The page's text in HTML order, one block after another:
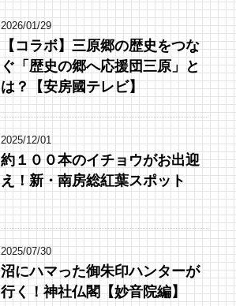
2026/01/29
【コラボ】三原郷の歴史をつな
ぐ「歴史の郷へ応援団三原」と
は？【安房國テレビ】
2025/12/01
約１００本のイチョウがお出迎
え！新・南房総紅葉スポット
2025/07/30
沼にハマった御朱印ハンターが
行く！神社仏閣【妙音院編】